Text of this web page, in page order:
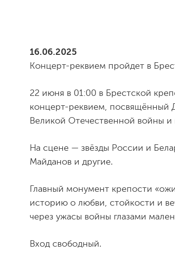
16.06.2025
Концерт-реквием пройдет в
22 июня в 01:00 в Брестской
концерт-реквием, посвящённый
Великой Отечественной войны и
На сцене — звёзды России и
Майданов и другие.
Главный монумент крепости
историю о любви, стойкости и
через ужасы войны глазами
Вход свободный.